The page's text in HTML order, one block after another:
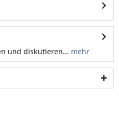
und diskutieren... mehr